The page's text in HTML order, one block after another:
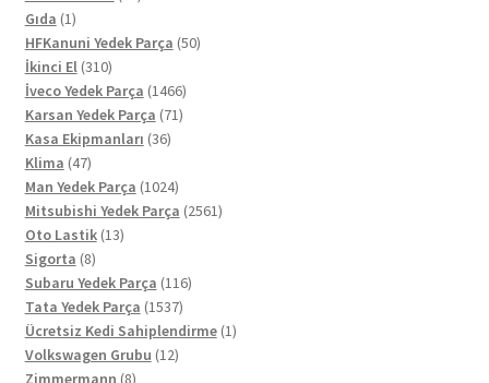
Gıda 11
ürün
HFKanuni Yedek Parça 5050
İkinci El 310310
ürün
İveco Yedek Parça 14661466
ürün
Karsan Yedek Parça 7171
Kasa Ekipmanları 3636
Klima 4747
ürün
Man Yedek Parça 10241024
ürün
Mitsubishi Yedek Parça 25612561
Oto Lastik 1313
Sigorta 88
ürün
Subaru Yedek Parça 116116
Tata Yedek Parça 15371537
ürün
Ücretsiz Kedi Sahiplendirme 11
Volkswagen Grubu 1212
8